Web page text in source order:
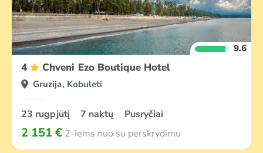
9.6
4 Chveni Ezo Boutique Hotel
Gruzija, Kobuleti
23 rugpjūtį 7 naktų Pusryčiai
2 151 € 2-iems nuo su perskrydimu